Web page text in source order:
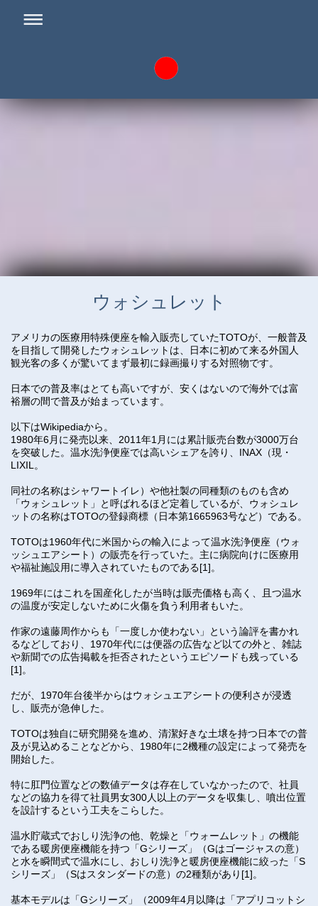
ウォシュレット
アメリカの医療用特殊便座を輸入販売していたTOTOが、一般普及
を目指して開発したウォシュレットは、日本に初めて来る外国人
観光客の多くが驚いてまず最初に録画撮りする対照物です。
日本での普及率はとても高いですが、安くはないので海外では富
裕層の間で普及が始まっています。
以下はWikipediaから。
1980年6月に発売以来、2011年1月には累計販売台数が3000万台
を突破した。温水洗浄便座では高いシェアを誇り、INAX（現・
LIXIL。
同社の名称はシャワートイレ）や他社製の同種類のものも含め
「ウォシュレット」と呼ばれるほど定着しているが、ウォシュレ
ットの名称はTOTOの登録商標（日本第1665963号など）である。
TOTOは1960年代に米国からの輸入によって温水洗浄便座（ウォ
ッシュエアシート）の販売を行っていた。主に病院向けに医療用
や福祉施設用に導入されていたものである[1]。
1969年にはこれを国産化したが当時は販売価格も高く、且つ温水
の温度が安定しないために火傷を負う利用者もいた。
作家の遠藤周作からも「一度しか使わない」という論評を書かれ
るなどしており、1970年代には便器の広告など以ての外と、雑誌
や新聞での広告掲載を拒否されたというエピソードも残っている
[1]。
だが、1970年台後半からはウォシュエアシートの便利さが浸透
し、販売が急伸した。
TOTOは独自に研究開発を進め、清潔好きな土壌を持つ日本での普
及が見込めることなどから、1980年に2機種の設定によって発売を
開始した。
特に肛門位置などの数値データは存在していなかったので、社員
などの協力を得て社員男女300人以上のデータを収集し、噴出位置
を設計するという工夫をこらした。
温水貯蔵式でおしり洗浄の他、乾燥と「ウォームレット」の機能
である暖房便座機能を持つ「Gシリーズ」（Gはゴージャスの意）
と水を瞬間式で温水にし、おしり洗浄と暖房便座機能に絞った「S
シリーズ」（Sはスタンダードの意）の2種類があり[1]。
基本モデルは「Gシリーズ」（2009年4月以降は「アプリコットシ